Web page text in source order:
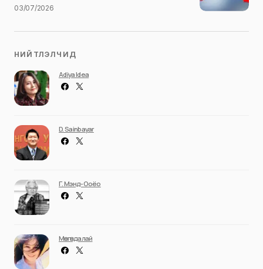
03/07/2026
НИЙТЛЭЛЧИД
Adiya Idea
D. Sainbayar
Г. Мэнд-Ооёо
Мөнгөндалай